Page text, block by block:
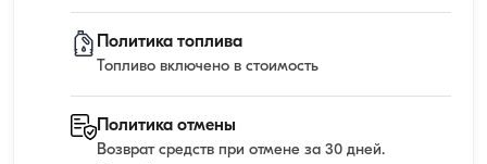
Политика топлива
Топливо включено в стоимость
Политика отмены
Возврат средств при отмене за 30 дней.